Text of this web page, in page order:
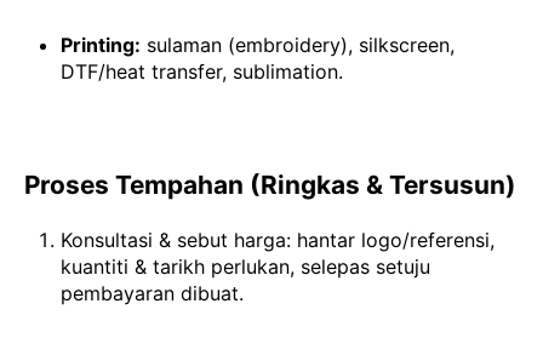
Printing: sulaman (embroidery), silkscreen,
DTF/heat transfer, sublimation.
Proses Tempahan (Ringkas & Tersusun)
Konsultasi & sebut harga: hantar logo/referensi,
kuantiti & tarikh perlukan, selepas setuju
pembayaran dibuat.